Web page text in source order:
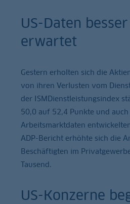
US-Daten
erwartet
Gestern erholten sich die
von ihren Verlusten vom
der ISMDienstleistungsindex
50,0 auf 52,4 Punkte und auch
Arbeitsmarktdaten
ADP-Bericht erhöhte sich die
Beschäftigten im
Tausend.
US-Konzerne